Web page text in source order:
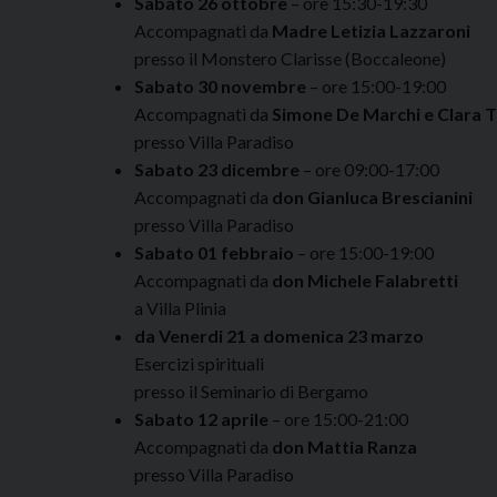
Accompagnati da Madre Letizia Lazzaroni
presso il Monstero Clarisse (Boccaleone)
Sabato 30 novembre – ore 15:00-19:00
Accompagnati da Simone De Marchi e Clara
presso Villa Paradiso
Sabato 23 dicembre – ore 09:00-17:00
Accompagnati da don Gianluca Brescianini
presso Villa Paradiso
Sabato 01 febbraio – ore 15:00-19:00
Accompagnati da don Michele Falabretti
a Villa Plinia
da Venerdi 21 a domenica 23 marzo
Esercizi spirituali
presso il Seminario di Bergamo
Sabato 12 aprile – ore 15:00-21:00
Accompagnati da don Mattia Ranza
presso Villa Paradiso